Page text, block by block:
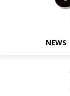
NEWS